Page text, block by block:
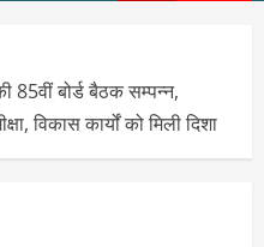
85वीं बोर्ड बैठक सम्पन्न,
विकास कार्यों को मिली दिशा